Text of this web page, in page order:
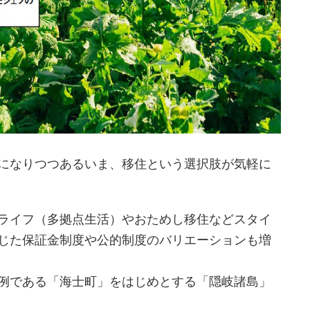
なりつつあるいま、移住という選択肢が気軽に
イフ（多拠点生活）やおためし移住などスタイ
た保証金制度や公的制度のバリエーションも増
ある「海士町」をはじめとする「隠岐諸島」